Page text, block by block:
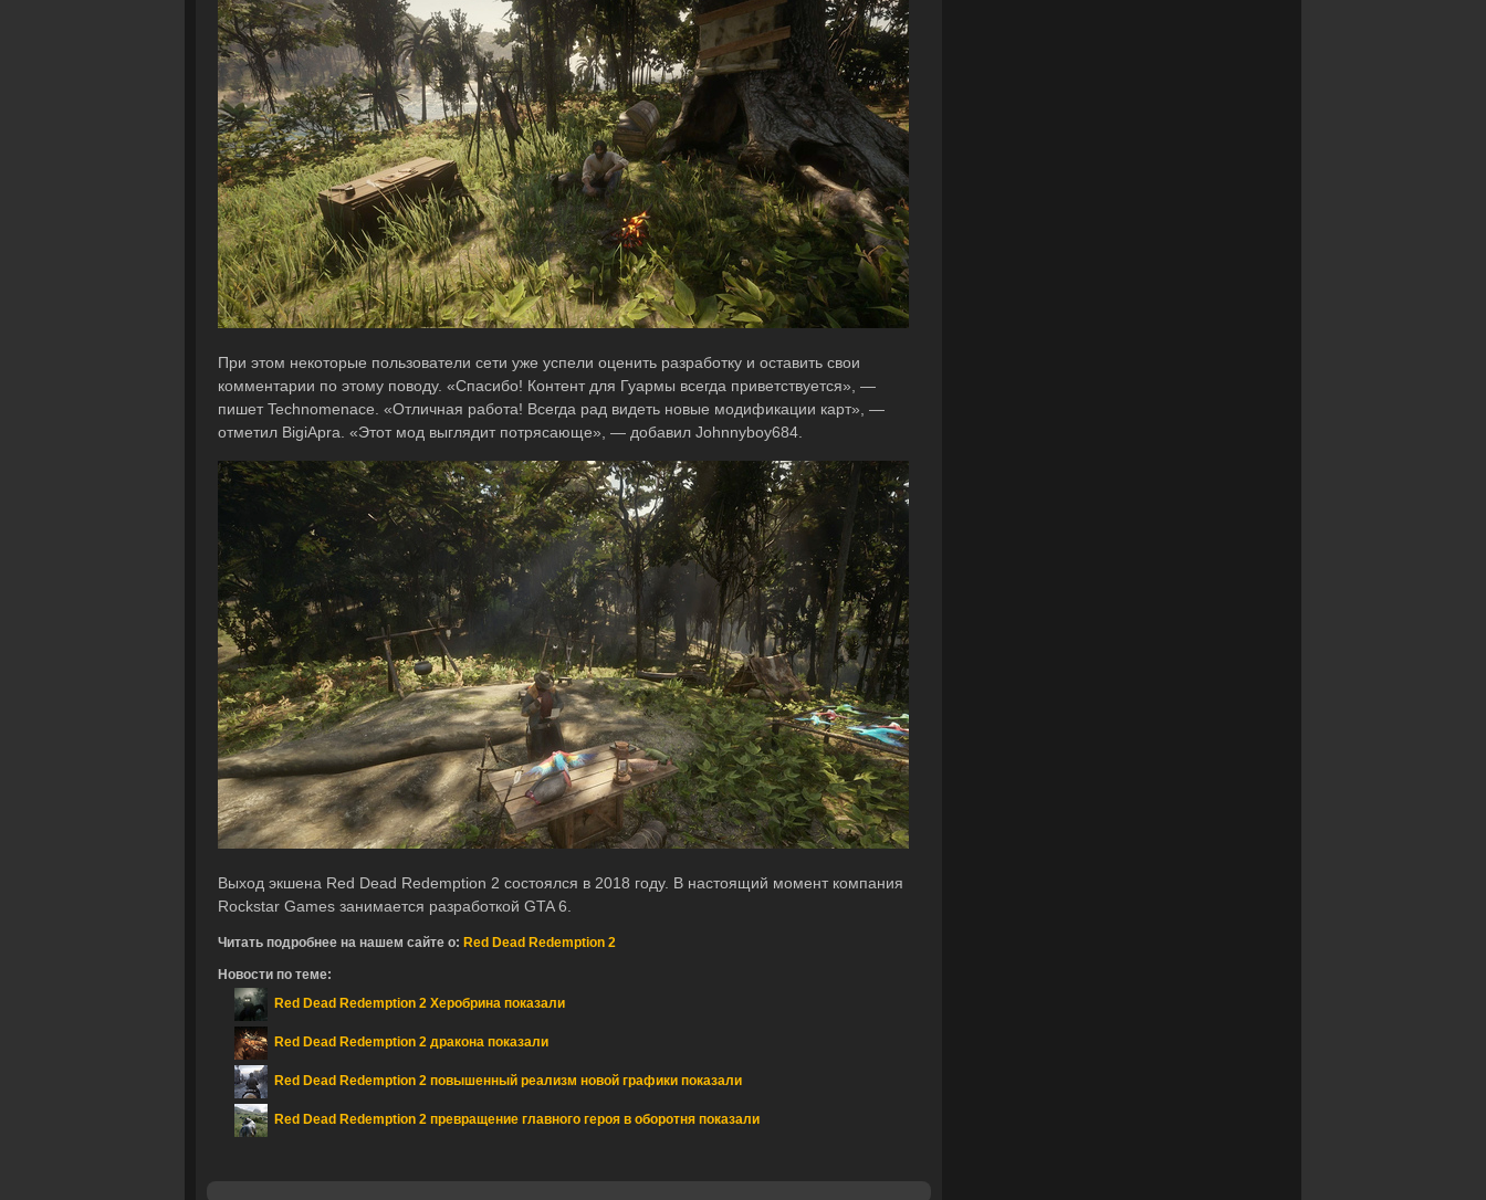
При этом некоторые пользователи сети уже успели оценить разработку и оставить свои
комментарии по этому поводу. «Спасибо! Контент для Гуармы всегда приветствуется», —
пишет Technomenace. «Отличная работа! Всегда рад видеть новые модификации карт», —
отметил BigiApra. «Этот мод выглядит потрясающе», — добавил Johnnyboy684.
Выход экшена Red Dead Redemption 2 состоялся в 2018 году. В настоящий момент компания
Rockstar Games занимается разработкой GTA 6.
Читать подробнее на нашем сайте о: Red Dead Redemption 2
Новости по теме:
Red Dead Redemption 2 Херобрина показали
Red Dead Redemption 2 дракона показали
Red Dead Redemption 2 повышенный реализм новой графики показали
Red Dead Redemption 2 превращение главного героя в оборотня показали